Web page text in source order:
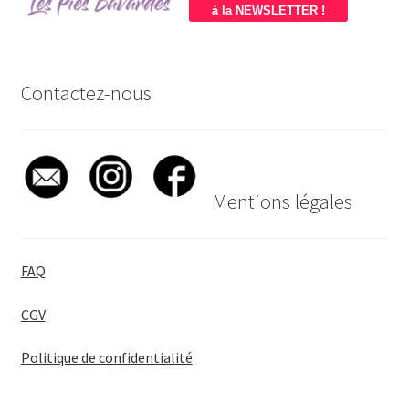
à la NEWSLETTER !
Contactez-nous
Mentions légales
FAQ
CGV
Politique de confidentialité